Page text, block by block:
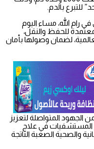
للتبرع بالدم.
رام الله، مساء اليوم
المعتمدة للحفظ والنقل،
لضمان وصولها بأمان
الجهود المتواصلة لتعزيز
المستشفيات في علاج
والصحية الصعبة الناتجة